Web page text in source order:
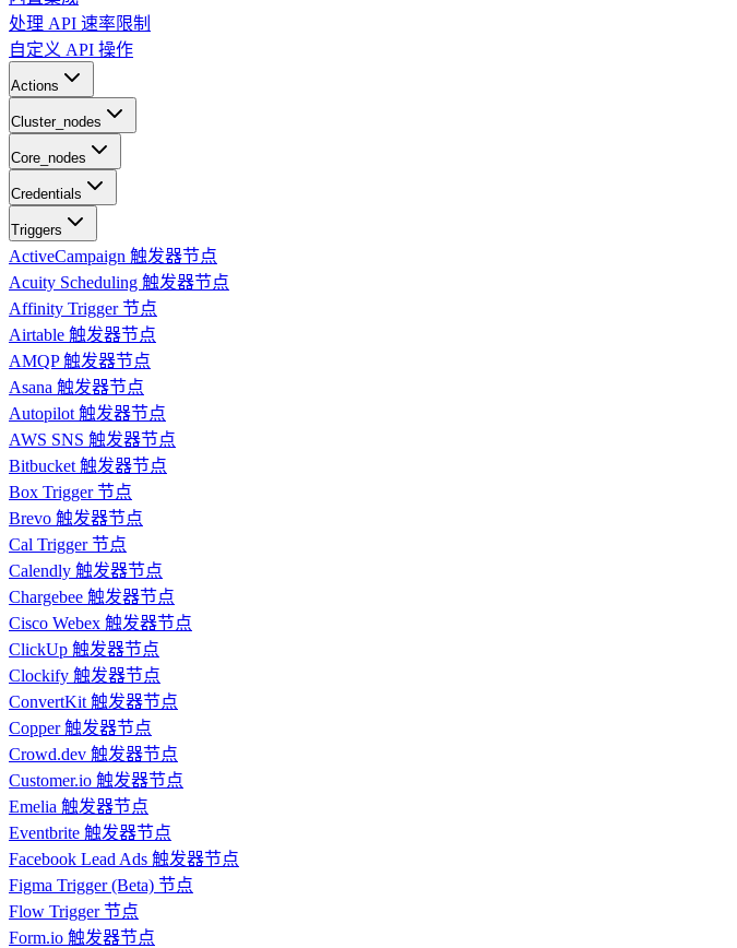
处理 API 速率限制
自定义 API 操作
Actions
Cluster_nodes
Core_nodes
Credentials
Triggers
ActiveCampaign 触发器节点
Acuity Scheduling 触发器节点
Affinity Trigger 节点
Airtable 触发器节点
AMQP 触发器节点
Asana 触发器节点
Autopilot 触发器节点
AWS SNS 触发器节点
Bitbucket 触发器节点
Box Trigger 节点
Brevo 触发器节点
Cal Trigger 节点
Calendly 触发器节点
Chargebee 触发器节点
Cisco Webex 触发器节点
ClickUp 触发器节点
Clockify 触发器节点
ConvertKit 触发器节点
Copper 触发器节点
Crowd.dev 触发器节点
Customer.io 触发器节点
Emelia 触发器节点
Eventbrite 触发器节点
Facebook Lead Ads 触发器节点
Figma Trigger (Beta) 节点
Flow Trigger 节点
Form.io 触发器节点